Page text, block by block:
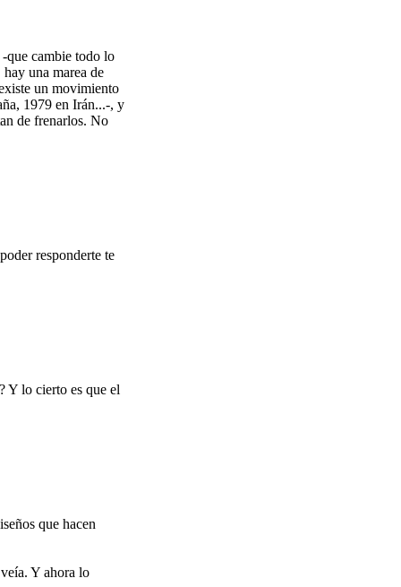
-que cambie todo lo
una marea de
un movimiento
1979 en Irán...-, y
de frenarlos. No
responderte te
Y lo cierto es que el
que hacen
Y ahora lo